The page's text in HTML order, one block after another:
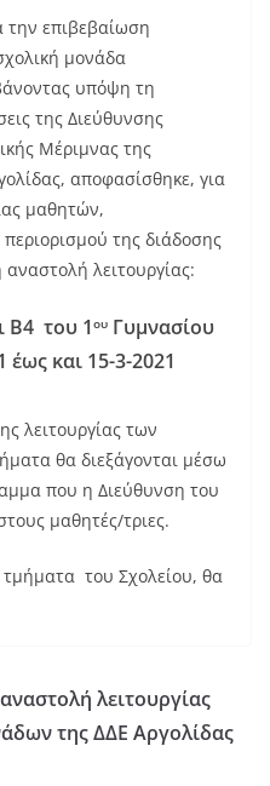
την επιβεβαίωση
μονάδα
υπόψη τη
της Διεύθυνσης
Μέριμνας της
αποφασίσθηκε, για
μαθητών,
της διάδοσης
λειτουργίας:
Β4 του 1ου Γυμνασίου
έως και 15-3-2021
λειτουργίας των
θα διεξάγονται μέσω
που η Διεύθυνση του
μαθητές/τριες.
του Σχολείου, θα
λειτουργίας
της ΔΔΕ Αργολίδας